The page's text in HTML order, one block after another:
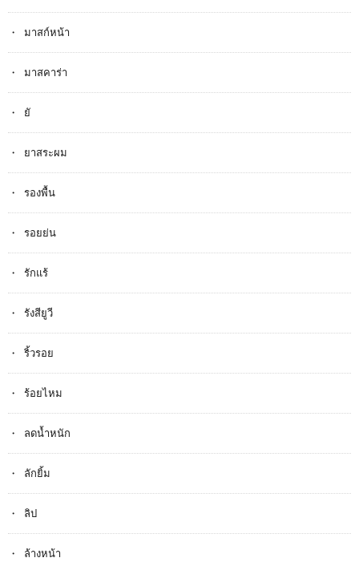
มาสก์หน้า
มาสคาร่า
ยั
ยาสระผม
รองพื้น
รอยย่น
รักแร้
รังสียูวี
ริ้วรอย
ร้อยไหม
ลดน้ำหนัก
ลักยิ้ม
ลิป
ล้างหน้า